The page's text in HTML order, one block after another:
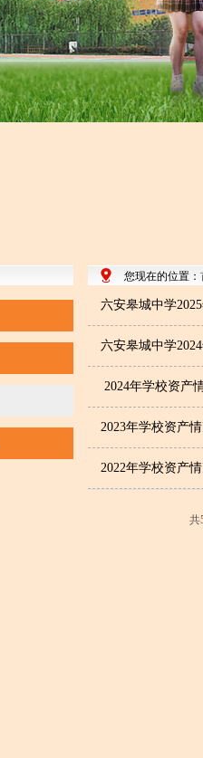
您现在的位置：
六安皋城中学
六安皋城中学
2024年学校资产
2023年学校资产
2022年学校资产
共